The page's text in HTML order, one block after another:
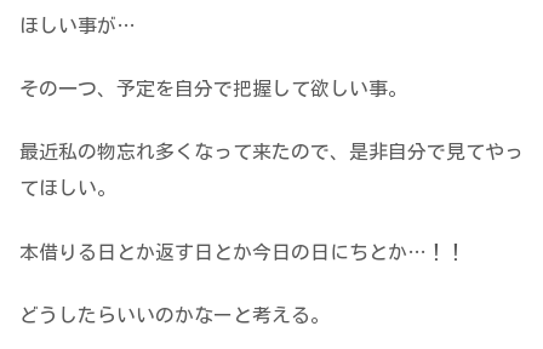
ほしい事が…
その一つ、予定を自分で把握して欲しい事。
最近私の物忘れ多くなって来たので、是非自分で見てやっ
てほしい。
本借りる日とか返す日とか今日の日にちとか…！！
どうしたらいいのかなーと考える。